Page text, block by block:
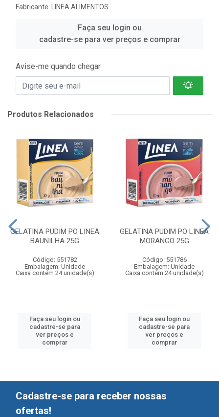
Fabricante:
LINEA ALIMENTOS
Faça seu login ou
cadastre-se para ver preços e comprar
Avise-me quando chegar
Produtos Relacionados
GELATINA PUDIM PO LINEA
BAUNILHA 25G
Código: 551782
Embalagem: Unidade
Caixa contém 24 unidade(s)
Faça seu login ou
cadastre-se para
ver preços e
comprar
GELATINA PUDIM PO LINEA
MORANGO 25G
Código: 551786
Embalagem: Unidade
Caixa contém 24 unidade(s)
Faça seu login ou
cadastre-se para
ver preços e
comprar
Cadastre-se para receber nossas
ofertas!